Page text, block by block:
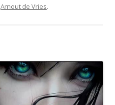
Arnout de Vries.